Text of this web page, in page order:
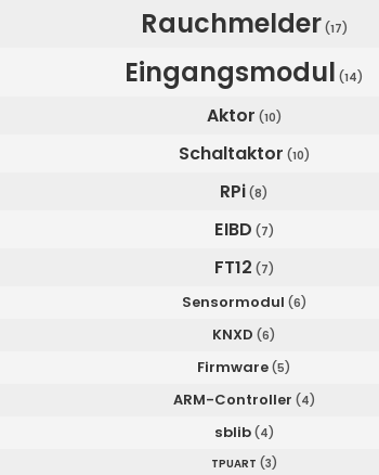
Rauchmelder (17)
Eingangsmodul (14)
Aktor (10)
Schaltaktor (10)
RPi (8)
EIBD (7)
FT12 (7)
Sensormodul (6)
KNXD (6)
Firmware (5)
ARM-Controller (4)
sblib (4)
TPUART (3)